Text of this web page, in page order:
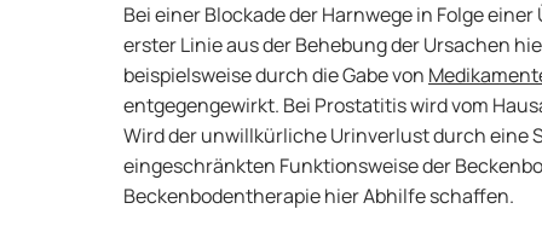
Bei einer Blockade der Harnwege in Folge
erster Linie aus der Behebung der Ursachen
beispielsweise durch die Gabe von
entgegengewirkt. Bei Prostatitis wird vom
Wird der unwillkürliche Urinverlust durch eine
eingeschränkten Funktionsweise der
Beckenbodentherapie hier Abhilfe schaffen.